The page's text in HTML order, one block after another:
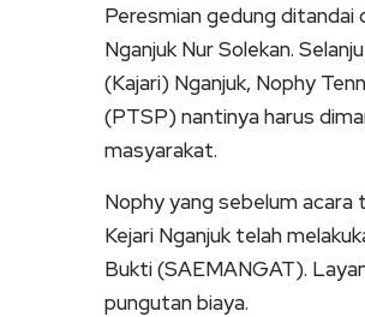
Peresmian gedung
Nganjuk Nur Solekan.
(Kajari) Nganjuk, Nophy
(PTSP) nantinya harus
masyarakat.
Nophy yang sebelum acara
Kejari Nganjuk telah
Bukti (SAEMANGAT).
pungutan biaya.